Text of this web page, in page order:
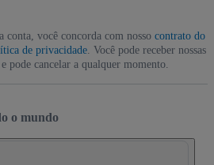
conta, você concorda com nosso contrato do
de privacidade. Você pode receber nossas
pode cancelar a qualquer momento.
o mundo